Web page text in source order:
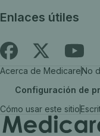
Enlaces útiles
Busque
Medicare.gov
en
Facebook
(el
Siga
en
X
(el
en
(el
Acerca de MedicareNo
Configuración de
Cómo usar este sitio